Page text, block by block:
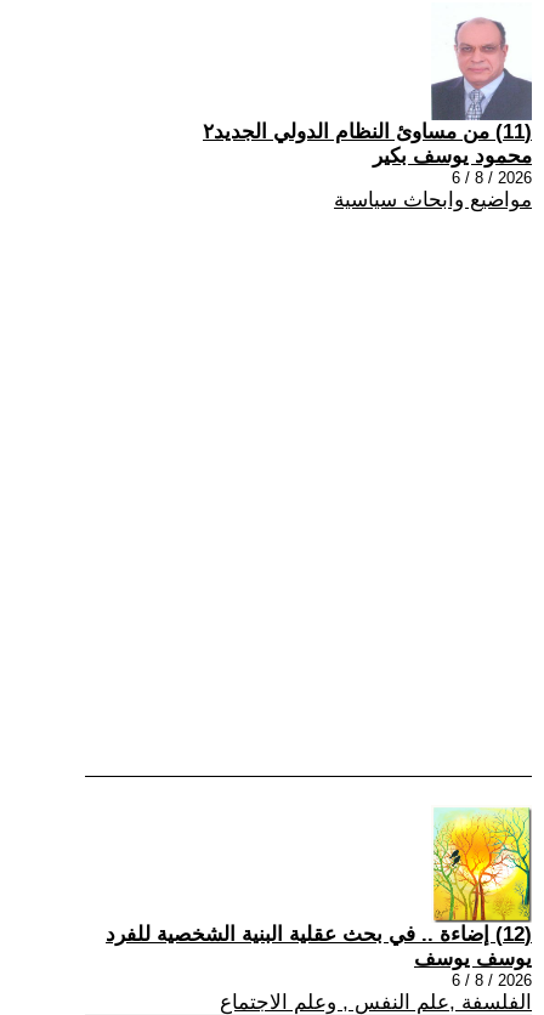
(11) من مساوئ النظام الدولي الجديد٢
محمود يوسف بكير
2026 / 8 / 6
مواضيع وابحاث سياسية
(12) إضاءة .. في بحث عقلية البنية الشخصية للفرد
يوسف يوسف
2026 / 8 / 6
الفلسفة ,علم النفس , وعلم الاجتماع